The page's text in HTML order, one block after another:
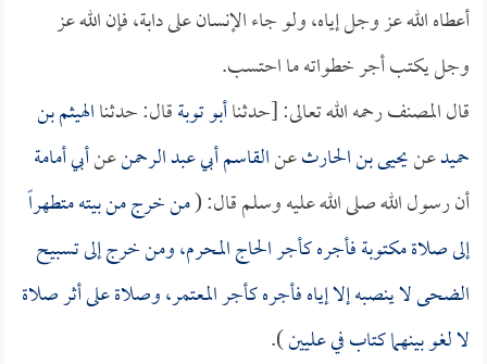
أعطاه الله عز وجل إياه، ولو جاء الإنسان على دابة، فإن الله عز
وجل يكتب أجر خطواته ما احتسب.
قال المصنف رحمه الله تعالى: [حدثناأبو توبةقال: حدثناالهيثم بن
حميدعنيحيى بن الحارثعنالقاسم أبي عبد الرحمنعنأبي أمامة
أن رسول الله صلى الله عليه وسلم قال: (من خرج من بيته متطهراً
إلى صلاة مكتوبة فأجره كأجر الحاج المحرم، ومن خرج إلى تسبيح
الضحى لا ينصبه إلا إياه فأجره كأجر المعتمر، وصلاة على أثر صلاة
لا لغو بينهما كتاب في عليين).